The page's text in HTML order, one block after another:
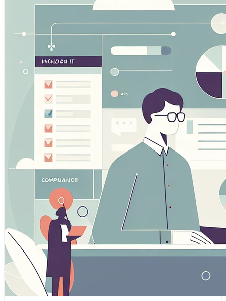
Questi cookie ci permettono di contare le visite e fonti
migliorare le prestazioni del nostro sito. Ci aiutano a
vedere come i visitatori si muovono intorno al sito.
Cookie Marketing
Questi cookie possono essere impostati attraverso il
essere utilizzati da quelle aziende per costruire un
pertinenti su altri siti.
Cookie Preferenze
Questi cookie permettono al sito web di ricordare le
regione in cui ti trovi) e forniscono funzionalità migliorate
Salva
Accetta tutti
Solo